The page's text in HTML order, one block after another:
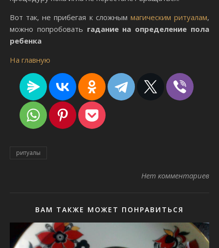
Вот так, не прибегая к сложным магическим ритуалам,
можно попробовать гадание на определение пола
ребенка
На главную
ритуалы
Нет комментариев
ВАМ ТАКЖЕ МОЖЕТ ПОНРАВИТЬСЯ